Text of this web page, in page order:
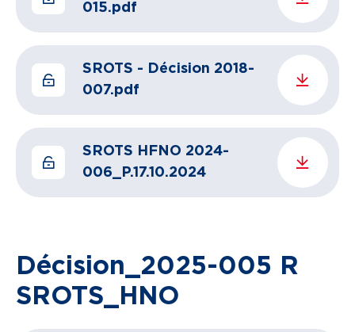
015.pdf
SROTS - Décision 2018-
007.pdf
SROTS HFNO 2024-
006_P.17.10.2024
Décision_2025-005 R
SROTS_HNO